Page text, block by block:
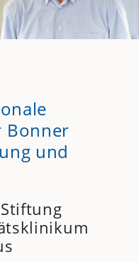
Bonner
und